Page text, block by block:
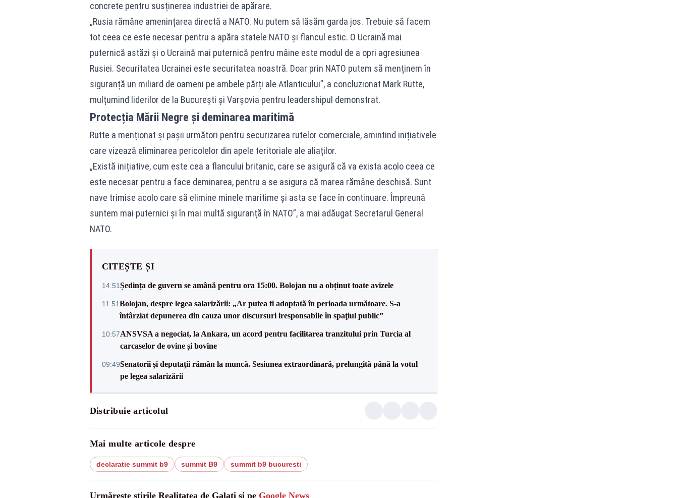
concrete pentru susținerea industriei de apărare.
„Rusia rămâne amenințarea directă a NATO. Nu putem să lăsăm garda jos. Trebuie să facem
tot ceea ce este necesar pentru a apăra statele NATO și flancul estic. O Ucraină mai
puternică astăzi și o Ucraină mai puternică pentru mâine este modul de a opri agresiunea
Rusiei. Securitatea Ucrainei este securitatea noastră. Doar prin NATO putem să menținem în
siguranță un miliard de oameni pe ambele părți ale Atlanticului”, a concluzionat Mark Rutte,
mulțumind liderilor de la București și Varșovia pentru leadershipul demonstrat.
Protecția Mării Negre și deminarea maritimă
Rutte a menționat și pașii următori pentru securizarea rutelor comerciale, amintind inițiativele
care vizează eliminarea pericolelor din apele teritoriale ale aliaților.
„Există inițiative, cum este cea a flancului britanic, care se asigură că va exista acolo ceea ce
este necesar pentru a face deminarea, pentru a se asigura că marea rămâne deschisă. Sunt
nave trimise acolo care să elimine minele maritime și asta se face în continuare. Împreună
suntem mai puternici și în mai multă siguranță în NATO”, a mai adăugat Secretarul General
NATO.
CITEȘTE ȘI
14:51Ședința de guvern se amână pentru ora 15:00. Bolojan nu a obținut toate avizele
11:51Bolojan, despre legea salarizării: „Ar putea fi adoptată în perioada următoare. S-a
întârziat depunerea din cauza unor discursuri iresponsabile în spaţiul public”
10:57ANSVSA a negociat, la Ankara, un acord pentru facilitarea tranzitului prin Turcia al
carcaselor de ovine și bovine
09:49Senatorii și deputații rămân la muncă. Sesiunea extraordinară, prelungită până la votul
pe legea salarizării
Distribuie articolul
Mai multe articole despre
declaratie summit b9 summit B9 summit b9 bucuresti
Urmărește știrile Realitatea de Galati și pe Google News